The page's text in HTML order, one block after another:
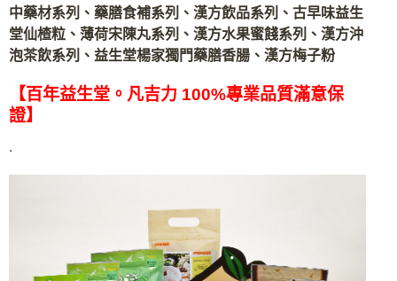
中藥材系列、藥膳食補系列、漢方飲品系列、古早味益生
堂仙楂粒、薄荷宋陳丸系列、漢方水果蜜餞系列、漢方沖
泡茶飲系列、益生堂楊家獨門藥膳香腸、漢方梅子粉
【百年益生堂。凡吉力 100%專業品質滿意保
證】
.